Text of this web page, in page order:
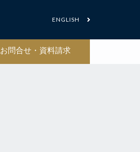
ENGLISH
お問合せ・資料請求